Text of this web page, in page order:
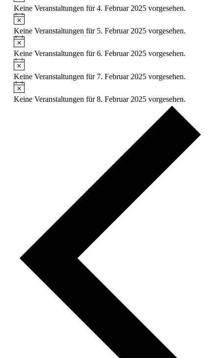
Keine Veranstaltungen für 4. Februar 2025 vorgesehen.
Keine Veranstaltungen für 5. Februar 2025 vorgesehen.
Keine Veranstaltungen für 6. Februar 2025 vorgesehen.
Keine Veranstaltungen für 7. Februar 2025 vorgesehen.
Keine Veranstaltungen für 8. Februar 2025 vorgesehen.